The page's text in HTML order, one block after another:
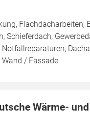
Flachdacharbeiten,
Schieferdach,
Notfallreparaturen,
/ Fassade
Wärme- und